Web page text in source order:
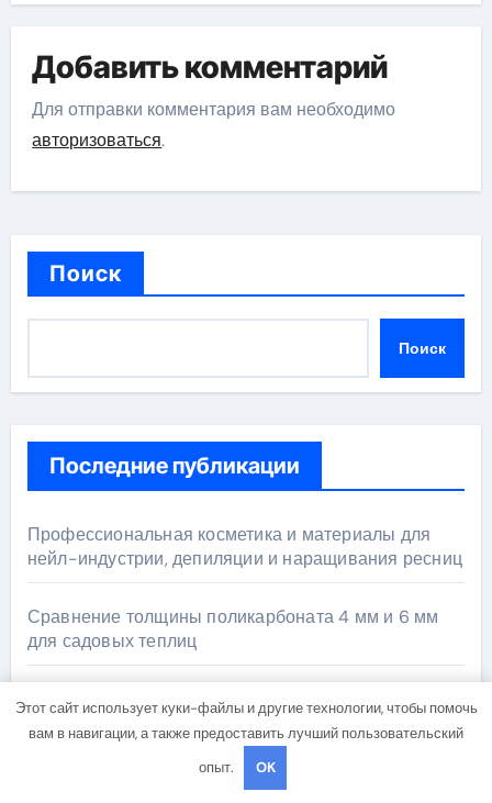
Добавить комментарий
Для отправки комментария вам необходимо
авторизоваться.
Поиск
Поиск
Последние публикации
Профессиональная косметика и материалы для
нейл-индустрии, депиляции и наращивания ресниц
Сравнение толщины поликарбоната 4 мм и 6 мм
для садовых теплиц
Освоение востребованных специальностей через
интернет-обучение
Этот сайт использует куки-файлы и другие технологии, чтобы помочь
вам в навигации, а также предоставить лучший пользовательский
опыт.
OK